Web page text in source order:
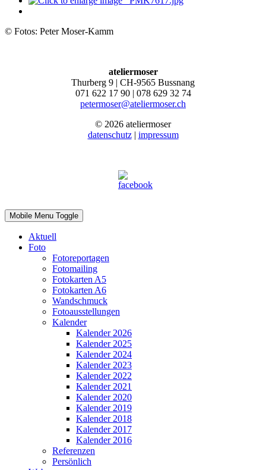
© Fotos: Peter Moser-Kamm
ateliermoser
Thurberg 9 | CH-9565 Bussnang
071 622 17 90 | 078 629 32 74
petermoser@ateliermoser.ch
© 2026 ateliermoser
datenschutz| impressum
Mobile Menu Toggle
Aktuell
Foto
Fotoreportagen
Fotomailing
Fotokarten A5
Fotokarten A6
Wandschmuck
Fotoausstellungen
Kalender
Kalender 2026
Kalender 2025
Kalender 2024
Kalender 2023
Kalender 2022
Kalender 2021
Kalender 2020
Kalender 2019
Kalender 2018
Kalender 2017
Kalender 2016
Referenzen
Persönlich